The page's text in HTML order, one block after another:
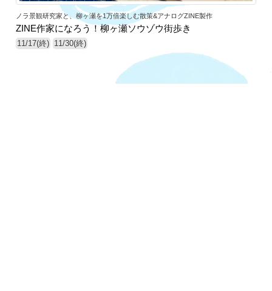
ノラ景観研究家と、柳ヶ瀬を1万倍楽しむ散策&アナログZINE製作
ZINE作家になろう！柳ヶ瀬ソウゾウ街歩き
11/17(終) 11/30(終)